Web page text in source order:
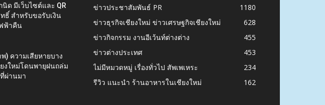
ด มีเว็บไซต์และ QR
ธิ์ สำหรับขอรับเงิน
ฟ้าคืน
) ความเสียหายบาง
งใหม่โดนพายุฝนถล่ม
ผ่านมา
ข่าวประชาสัมพันธ์ PR
1180
ข่าวธุรกิจเชียงใหม่ ข่าวเศรษฐกิจเชียงใหม่
628
ข่าวกิจกรรม งานอีเว้นท์ต่างต่าง
455
ข่าวต่างประเทศ
453
ไม่มีหมวดหมู่ เรื่องทั่วไป สัพเพเหระ
234
รีวิว แนะนำ ร้านอาหารในเชียงใหม่
162